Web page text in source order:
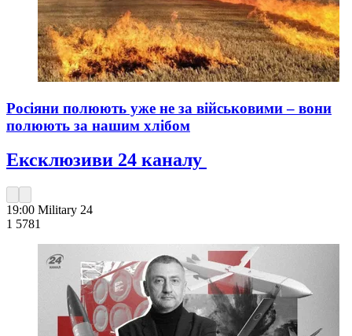
Росіяни полюють уже не за військовими – вони
полюють за нашим хлібом
Ексклюзиви 24 каналу
19:00 Military 24
1 5781